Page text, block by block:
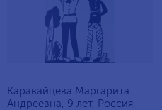
Каравайцева Маргарита
Андреевна, 9 лет, Россия,